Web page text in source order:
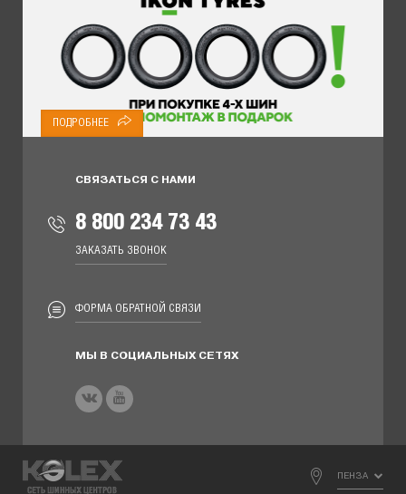
ПОДРОБНЕЕ
СВЯЗАТЬСЯ С НАМИ
8 800 234 73 43
ЗАКАЗАТЬ ЗВОНОК
ФОРМА ОБРАТНОЙ СВЯЗИ
МЫ В СОЦИАЛЬНЫХ СЕТЯХ
ПЕНЗА